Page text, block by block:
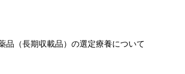
品（長期収載品）の選定療養について